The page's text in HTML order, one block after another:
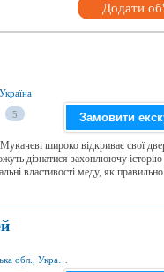
Додати
5 Замовити
широко відкриває свої
дізнатися захоплюючу
властивості меду, як